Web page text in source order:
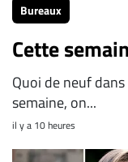
Bureaux
Cette
Quoi de neuf
semaine, on...
il y a 10 heures